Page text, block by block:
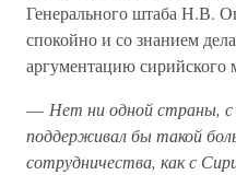
Генерального штаба Н.В.
спокойно и со знанием
аргументацию сирийского
— Нет ни одной страны,
поддерживал бы такой
сотрудничества, как с